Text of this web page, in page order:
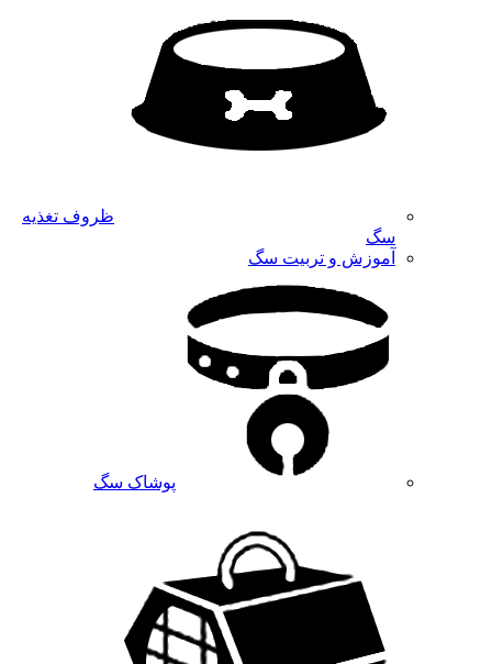
ظروف تغذیه
سگ
آموزش و تربیت سگ
پوشاک سگ